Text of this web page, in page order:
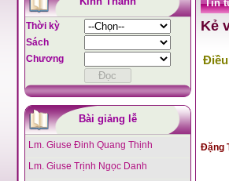
Thời kỳ
Sách
Chương
Bài giảng lễ
Lm. Giuse Đinh Quang Thịnh
Lm. Giuse Trịnh Ngọc Danh
Tin
Kẻ
Đặng